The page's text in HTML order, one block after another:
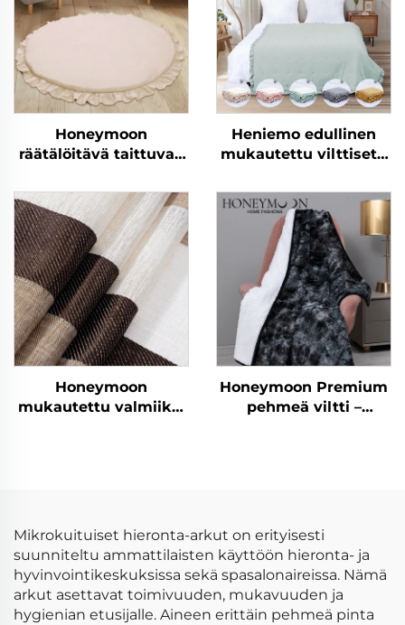
Honeymoon
räätälöitävä taittuvan
nukkumisaktiivisuuslapsen
ryömimisurheiluhytti
leikkimatto vauvan
leikki-ikäisille
Heniemo edullinen
mukautettu vilttisetti
vilttipeite
Honeymoon
mukautettu valmiiksi
Honeymoon Premium
pehmeä viltti –
kaikkiin
vuodenaikoihin
Mikrokuituiset hieronta-arkut on erityisesti
suunniteltu ammattilaisten käyttöön hieronta- ja
hyvinvointikeskuksissa sekä spasalonaireissa. Nämä
arkut asettavat toimivuuden, mukavuuden ja
hygienian etusijalle. Aineen erittäin pehmeä pinta